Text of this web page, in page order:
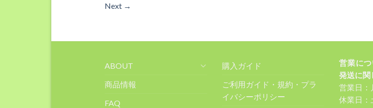
Next →
ABOUT
商品情報
FAQ
購入ガイド
ご利用ガイド・規約・プラ
イバシーポリシー
営業に
発送に関
営業日：
休業日：